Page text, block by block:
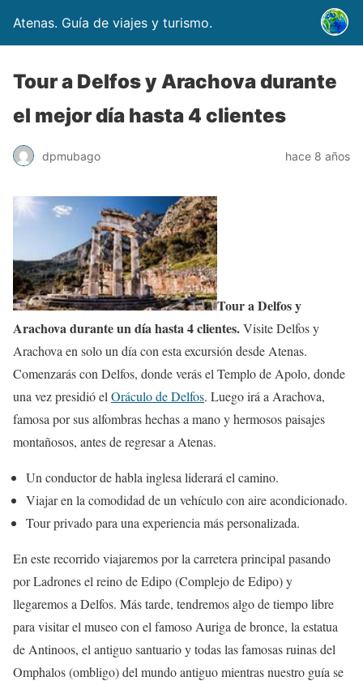
Atenas. Guía de viajes y turismo.
Tour a Delfos y Arachova durante
el mejor día hasta 4 clientes
dpmubago hace 8 años
Tour a Delfos y
Arachova durante un día hasta 4 clientes.Visite Delfos y
Arachova en solo un día con esta excursión desde Atenas.
Comenzarás con Delfos, donde verás el Templo de Apolo, donde
una vez presidió el Oráculo de Delfos. Luego irá a Arachova,
famosa por sus alfombras hechas a mano y hermosos paisajes
montañosos, antes de regresar a Atenas.
Un conductor de habla inglesa liderará el camino.
Viajar en la comodidad de un vehículo con aire acondicionado.
Tour privado para una experiencia más personalizada.
En este recorrido viajaremos por la carretera principal pasando
por Ladrones el reino de Edipo (Complejo de Edipo) y
llegaremos a Delfos. Más tarde, tendremos algo de tiempo libre
para visitar el museo con el famoso Auriga de bronce, la estatua
de Antinoos, el antiguo santuario y todas las famosas ruinas del
Omphalos (ombligo) del mundo antiguo mientras nuestro guía se